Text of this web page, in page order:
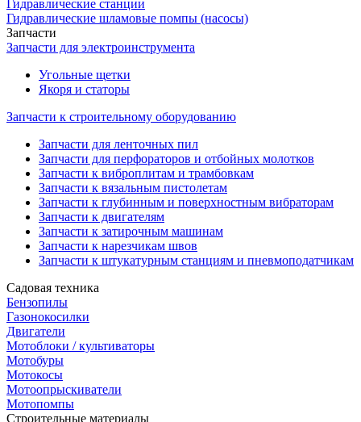
Гидравлические станции
Гидравлические шламовые помпы (насосы)
Запчасти
Запчасти для электроинструмента
Угольные щетки
Якоря и статоры
Запчасти к строительному оборудованию
Запчасти для ленточных пил
Запчасти для перфораторов и отбойных молотков
Запчасти к виброплитам и трамбовкам
Запчасти к вязальным пистолетам
Запчасти к глубинным и поверхностным вибраторам
Запчасти к двигателям
Запчасти к затирочным машинам
Запчасти к нарезчикам швов
Запчасти к штукатурным станциям и пневмоподатчикам
Садовая техника
Бензопилы
Газонокосилки
Двигатели
Мотоблоки / культиваторы
Мотобуры
Мотокосы
Мотоопрыскиватели
Мотопомпы
Строительные материалы